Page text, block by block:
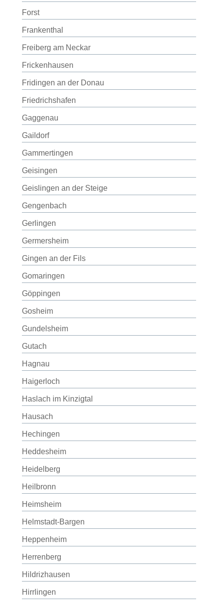
Forst
Frankenthal
Freiberg am Neckar
Frickenhausen
Fridingen an der Donau
Friedrichshafen
Gaggenau
Gaildorf
Gammertingen
Geisingen
Geislingen an der Steige
Gengenbach
Gerlingen
Germersheim
Gingen an der Fils
Gomaringen
Göppingen
Gosheim
Gundelsheim
Gutach
Hagnau
Haigerloch
Haslach im Kinzigtal
Hausach
Hechingen
Heddesheim
Heidelberg
Heilbronn
Heimsheim
Helmstadt-Bargen
Heppenheim
Herrenberg
Hildrizhausen
Hirrlingen